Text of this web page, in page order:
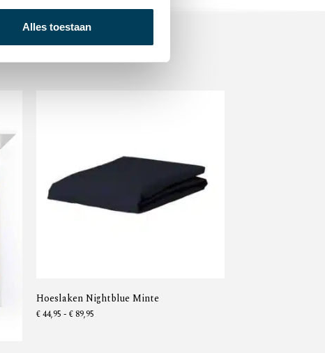
Alles toestaan
Hoeslaken Nightblue Minte
€44,95 - € 89,95